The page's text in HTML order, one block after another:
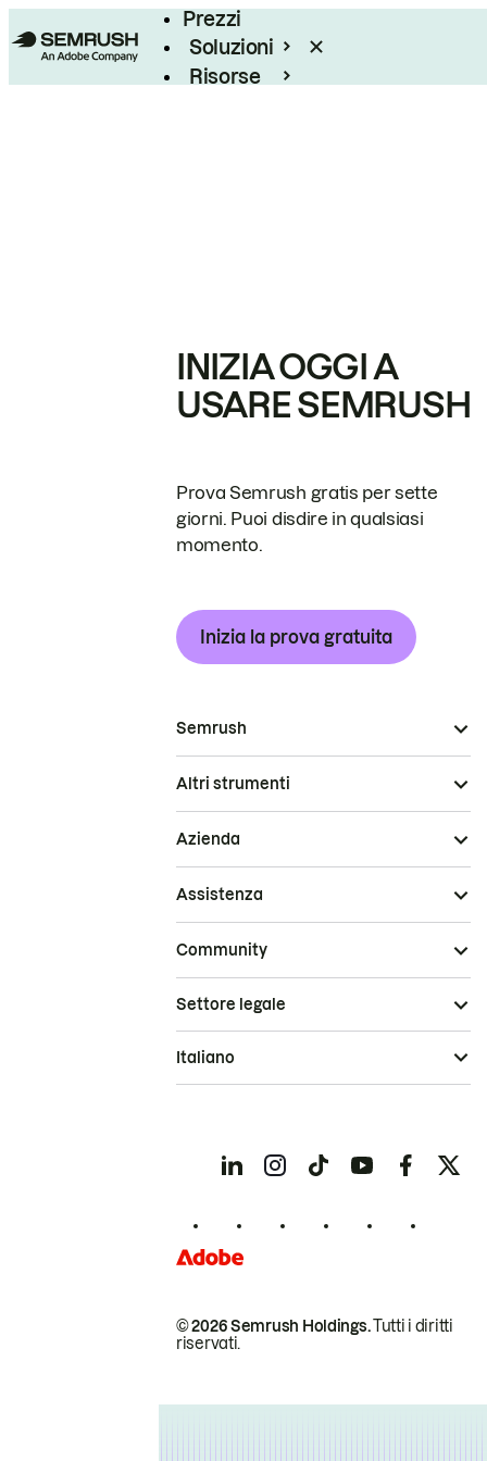
Prezzi
Soluzioni
Risorse
INIZIA OGGI A
USARE SEMRUSH
Prova Semrush gratis per sette
giorni. Puoi disdire in qualsiasi
momento.
Inizia la prova gratuita
Semrush
Altri strumenti
Azienda
Assistenza
Community
© 2026 Semrush Holdings.Tutti i diritti
riservati.
Settore legale
Italiano